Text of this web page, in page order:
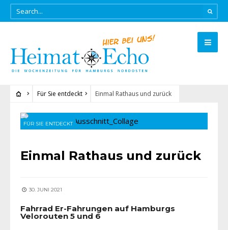
Für Sie entdeckt Einmal Rathaus und zurück
FÜR SIE ENTDECKT
Einmal Rathaus und zurück
30. JUNI 2021
Fahrrad Er-Fahrungen auf Hamburgs
Velorouten 5 und 6